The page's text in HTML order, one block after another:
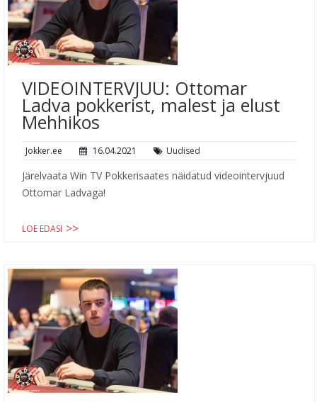
VIDEOINTERVJUU: Ottomar
Ladva pokkerist, malest ja elust
Mehhikos
Jokker.ee 16.04.2021 Uudised
Järelvaata Win TV Pokkerisaates näidatud videointervjuud
Ottomar Ladvaga!
LOE EDASI